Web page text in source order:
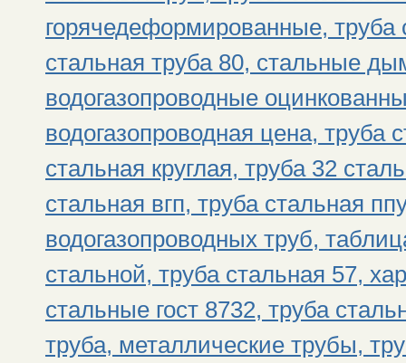
горячедеформированные, труба
стальная труба 80, стальные
водогазопроводные
водогазопроводная цена, труба
стальная круглая, труба 32
стальная вгп, труба стальная
водогазопроводных труб,
стальной, труба стальная 57,
стальные гост 8732, труба
труба, металлические трубы,